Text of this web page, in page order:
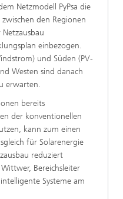
Netzmodell PyPsa die
den Regionen
einbezogen.
und Süden (PV-
Westen sind danach
erwarten.
bereits
der konventionellen
kann zum einen
für Solarenergie
reduziert
Bereichsleiter
Systeme am